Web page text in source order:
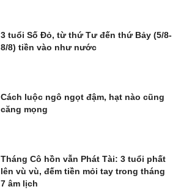
3 tuổi Số Đỏ, từ thứ Tư đến thứ Bảy (5/8-
8/8) tiền vào như nước
Cách luộc ngô ngọt đậm, hạt nào cũng
căng mọng
Tháng Cô hồn vẫn Phát Tài: 3 tuổi phất
lên vù vù, đếm tiền mỏi tay trong tháng
7 âm lịch